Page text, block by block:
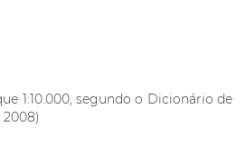
1:10.000, segundo o Dicionário de